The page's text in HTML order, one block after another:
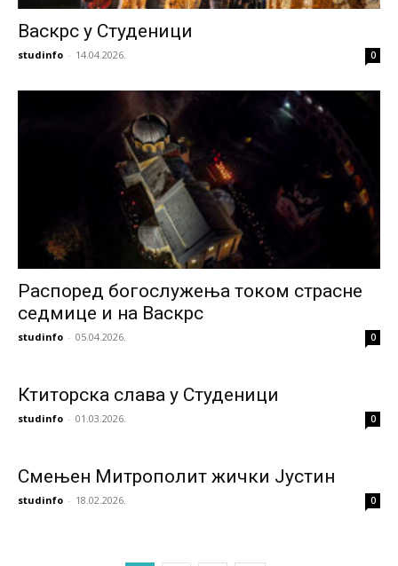
Васкрс у Студеници
studinfo - 14.04.2026. 0
Распоред богослужења током страсне
седмице и на Васкрс
studinfo - 05.04.2026. 0
Ктиторска слава у Студеници
studinfo - 01.03.2026. 0
Смењен Митрополит жички Јустин
studinfo - 18.02.2026. 0